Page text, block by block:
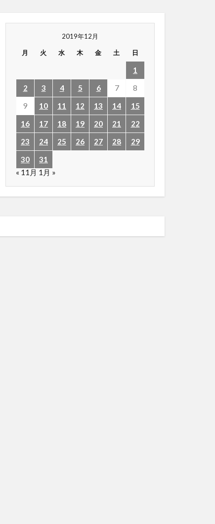
2019年12月
月 火 水 木 金 土 日
1
2
3 4 5 6 7
8
9
10 11 12 13 14
15
16
17 18 19 20 21
22
23
24 25 26 27 28
29
30
31
« 11月 1月 »